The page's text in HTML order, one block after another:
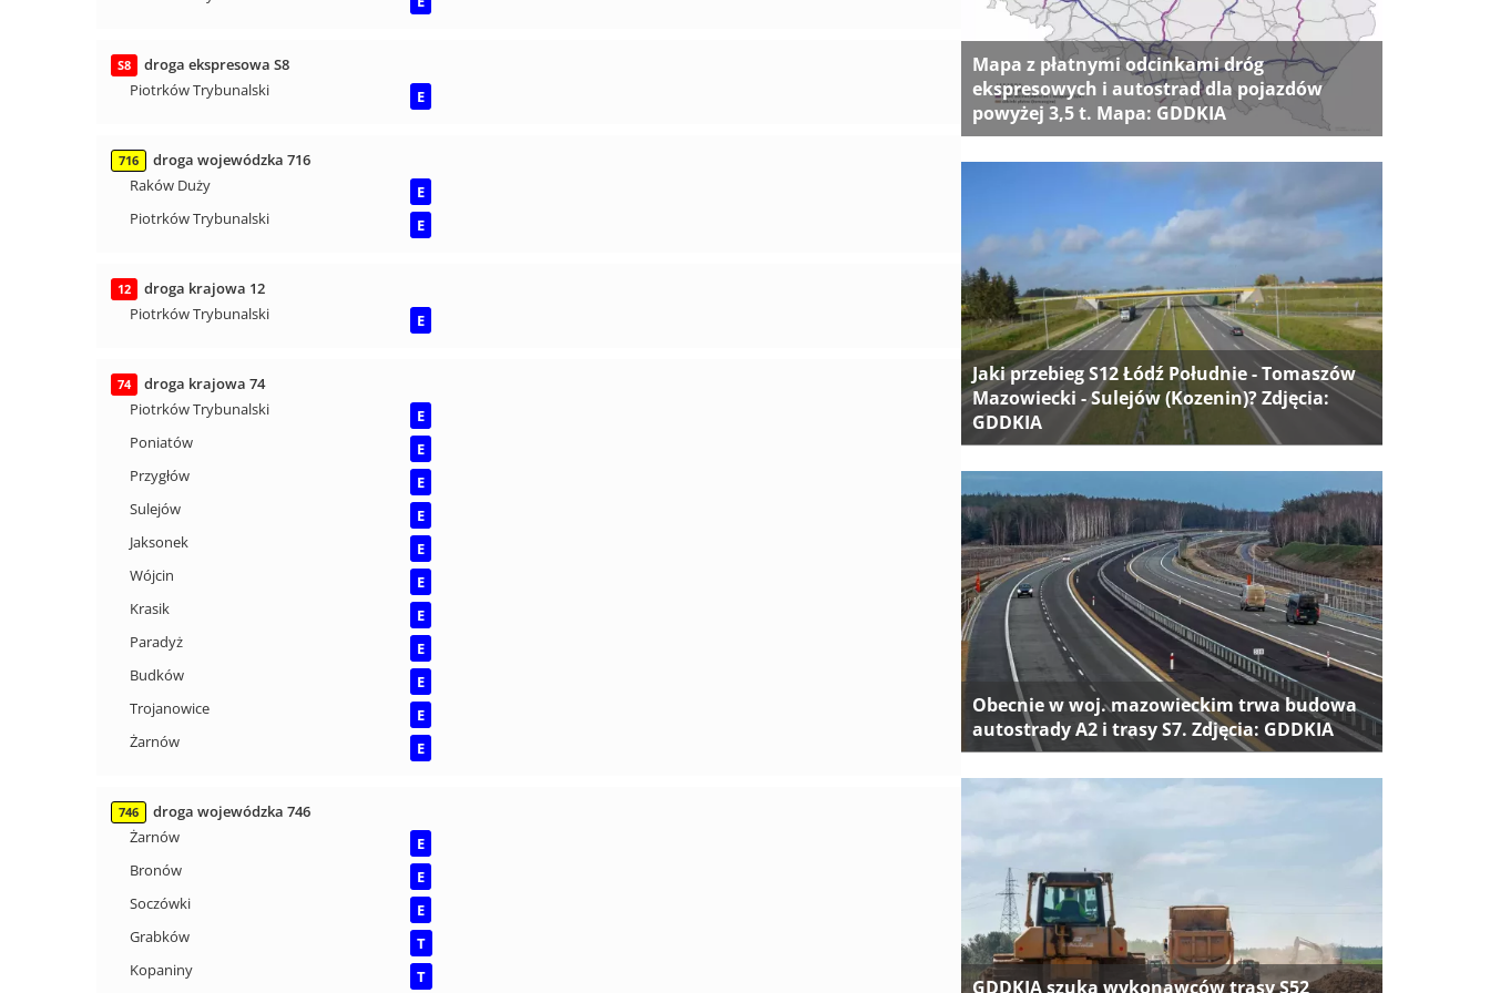
S8
droga ekspresowa S8
Piotrków Trybunalski
E
716
droga wojewódzka 716
Raków Duży
E
Piotrków Trybunalski
E
12
droga krajowa 12
Piotrków Trybunalski
E
74
droga krajowa 74
Piotrków Trybunalski
E
Poniatów
E
Przygłów
E
Sulejów
E
Jaksonek
E
Wójcin
E
Krasik
E
Paradyż
E
Budków
E
Trojanowice
E
Żarnów
E
746
droga wojewódzka 746
Żarnów
E
Bronów
E
Soczówki
E
Grabków
T
Kopaniny
T
Mapa z płatnymi odcinkami dróg
ekspresowych i autostrad dla pojazdów
powyżej 3,5 t. Mapa: GDDKIA
Jaki przebieg S12 Łódź Południe - Tomaszów
Mazowiecki - Sulejów (Kozenin)? Zdjęcia:
GDDKIA
Obecnie w woj. mazowieckim trwa budowa
autostrady A2 i trasy S7. Zdjęcia: GDDKIA
GDDKIA szuka wykonawców trasy S52